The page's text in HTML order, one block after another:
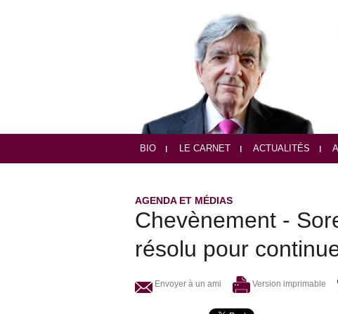
BIO LE CARNET ACTUALITÉS
AGENDA ET MÉDIAS
Chevènement -
résolu pour
Envoyer à un ami Version imprimable